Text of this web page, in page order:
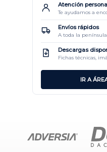
Atención
Te ayudamos a
Envíos rápidos
A toda la península
Descargas
Fichas técnicas,
IR A